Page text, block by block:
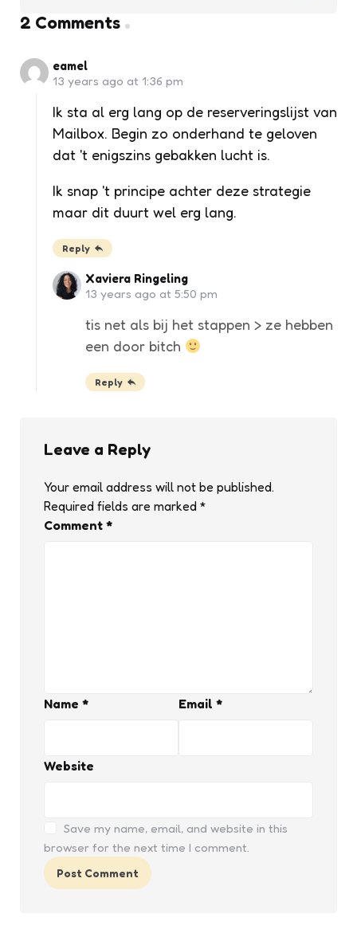
2 Comments
eamel
13 years ago at 1:36 pm
Ik sta al erg lang op de reserveringslijst van
Mailbox. Begin zo onderhand te geloven
dat 't enigszins gebakken lucht is.
Ik snap 't principe achter deze strategie
maar dit duurt wel erg lang.
Reply
Xaviera Ringeling
13 years ago at 5:50 pm
tis net als bij het stappen > ze hebben
een door bitch
Reply
Leave a Reply
Your email address will not be published.
Required fields are marked *
Comment *
Name * Email *
Website
Save my name, email, and website in this
browser for the next time I comment.